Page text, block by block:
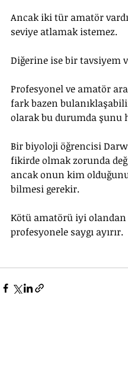
Ancak iki tür amatör
seviye atlamak istemez.
Diğerine ise bir tavsiyem
Profesyonel ve amatör
fark bazen
olarak bu durumda şunu
Bir biyoloji öğrencisi
fikirde olmak zorunda
ancak onun kim
bilmesi gerekir.
Kötü amatörü iyi olandan
profesyonele saygı ayırır.